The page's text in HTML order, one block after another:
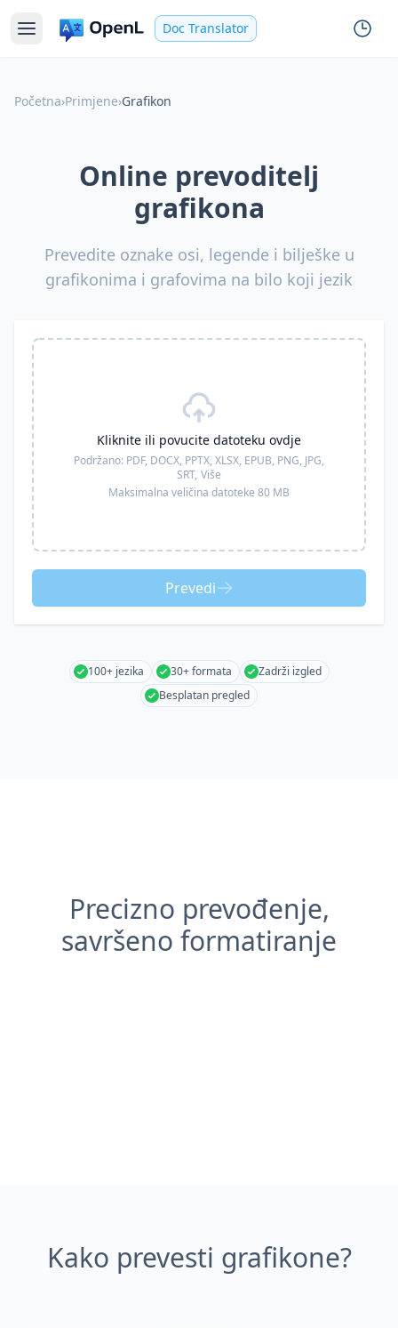
Doc Translator
Početna›Primjene›Grafikon
Online prevoditelj
grafikona
Prevedite oznake osi, legende i bilješke u
grafikonima i grafovima na bilo koji jezik
Kliknite ili povucite datoteku ovdje
Podržano: PDF, DOCX, PPTX, XLSX, EPUB, PNG, JPG,
SRT, Više
Maksimalna veličina datoteke 80 MB
Prevedi
100+ jezika 30+ formata
Zadrži izgled
Besplatan pregled
Precizno prevođenje,
savršeno formatiranje
Kako prevesti grafikone?